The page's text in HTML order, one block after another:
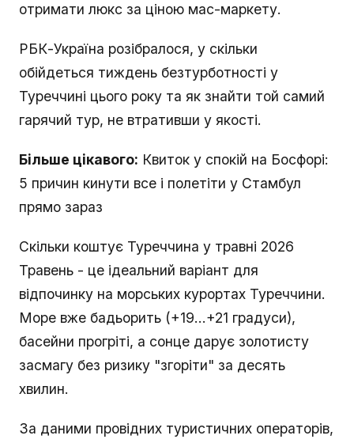
отримати люкс за ціною мас-маркету.
РБК-Україна розібралося, у скільки
обійдеться тиждень безтурботності у
Туреччині цього року та як знайти той самий
гарячий тур, не втративши у якості.
Більше цікавого: Квиток у спокій на Босфорі:
5 причин кинути все і полетіти у Стамбул
прямо зараз
Скільки коштує Туреччина у травні 2026
Травень - це ідеальний варіант для
відпочинку на морських курортах Туреччини.
Море вже бадьорить (+19…+21 градуси),
басейни прогріті, а сонце дарує золотисту
засмагу без ризику "згоріти" за десять
хвилин.
За даними провідних туристичних операторів,